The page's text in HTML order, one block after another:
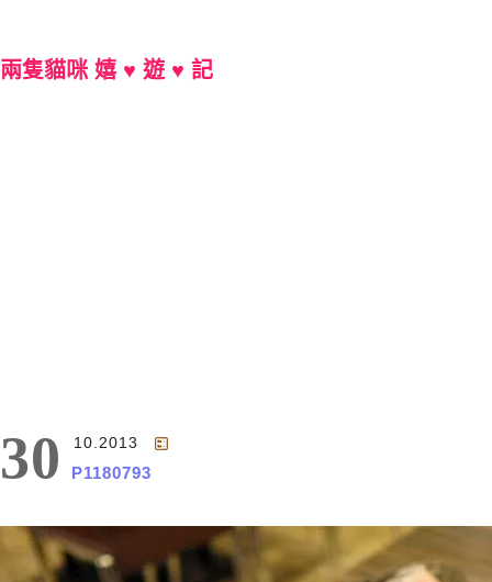
兩隻貓咪 嬉 ♥ 遊 ♥ 記
30 10.2013
P1180793